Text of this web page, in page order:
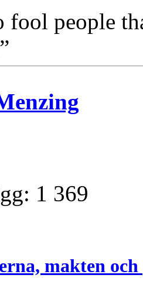
fool people
1 369
makten